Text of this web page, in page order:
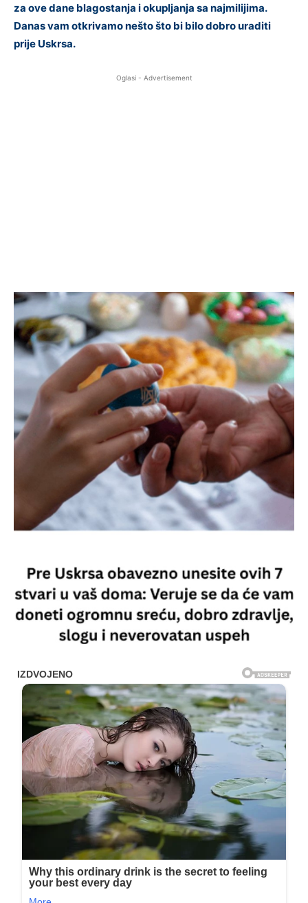
za ove dane blagostanja i okupljanja sa najmilijima.
Danas vam otkrivamo nešto što bi bilo dobro uraditi
prije Uskrsa.
Oglasi - Advertisement